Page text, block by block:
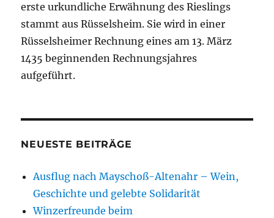
erste urkundliche Erwähnung des Rieslings
stammt aus Rüsselsheim. Sie wird in einer
Rüsselsheimer Rechnung eines am 13. März
1435 beginnenden Rechnungsjahres
aufgeführt.
NEUESTE BEITRÄGE
Ausflug nach Mayschoß-Altenahr – Wein,
Geschichte und gelebte Solidarität
Winzerfreunde beim